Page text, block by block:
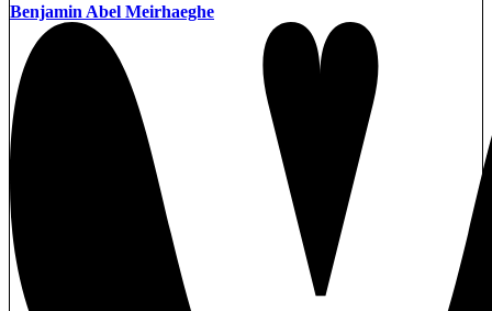
Benjamin Abel Meirhaeghe